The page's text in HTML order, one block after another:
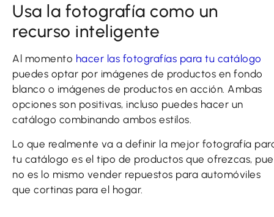
Usa la fotografía como un
recurso inteligente
Al momento hacer las fotografías para tu catálogo
puedes optar por imágenes de productos en fondo
blanco o imágenes de productos en acción. Ambas
opciones son positivas, incluso puedes hacer un
catálogo combinando ambos estilos.
Lo que realmente va a definir la mejor fotografía
tu catálogo es el tipo de productos que ofrezcas,
no es lo mismo vender repuestos para automóviles
que cortinas para el hogar.